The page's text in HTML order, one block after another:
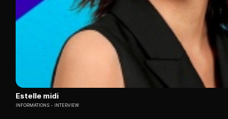
Estelle midi
INFORMATIONS INTERVIEW